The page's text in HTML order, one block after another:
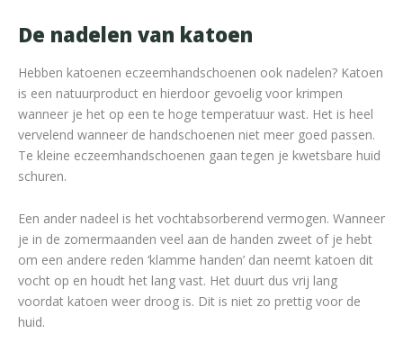
De nadelen van katoen
Hebben katoenen eczeemhandschoenen ook nadelen? Katoen
is een natuurproduct en hierdoor gevoelig voor krimpen
wanneer je het op een te hoge temperatuur wast. Het is heel
vervelend wanneer de handschoenen niet meer goed passen.
Te kleine eczeemhandschoenen gaan tegen je kwetsbare huid
schuren.
Een ander nadeel is het vochtabsorberend vermogen. Wanneer
je in de zomermaanden veel aan de handen zweet of je hebt
om een andere reden ‘klamme handen’ dan neemt katoen dit
vocht op en houdt het lang vast. Het duurt dus vrij lang
voordat katoen weer droog is. Dit is niet zo prettig voor de
huid.